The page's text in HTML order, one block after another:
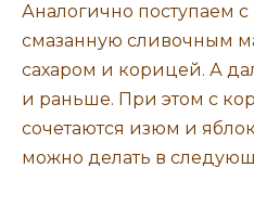
Аналогично поступаем
смазанную сливочным
сахаром и корицей. А
и раньше. При этом с
сочетаются изюм и
можно делать в